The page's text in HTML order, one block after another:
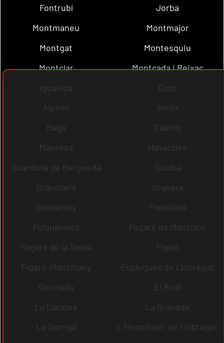
Fontrubí
Jorba
Montmaneu
Montmajor
Montgat
Montesquiu
Montclar
Montcada i Reixac
Igualada
Gurb
Alpens
Alella
Bagà
Cabrils
Manresa
Navarcles
Guardiola de Berguedà
Gualba
Granollers
Granera
Gisclareny
Fonollosa
Folgueroles
Fogars de Montclús
Fogars de la Selva
Fígols
Figaró-Montmany
Esplugues de Llobregat
Gironella
El Brull
La Llacuna
La Granada
La Garriga
L´Hospitalet de Llobregat